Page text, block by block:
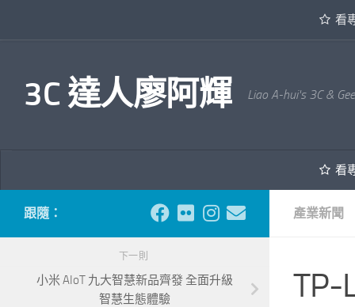
看
3C 達人廖阿輝 Liao A-hui's 3C &
看
產業新聞
TP-
跟隨：
下一則
小米 AIoT 九大智慧新品齊發 全面升級
智慧生態體驗